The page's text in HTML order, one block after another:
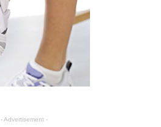
- Advertisement -